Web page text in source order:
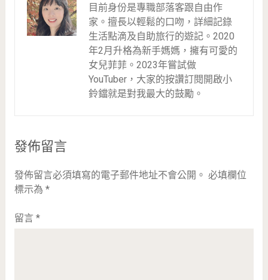
目前身份是專職部落客跟自由作
家。擅長以輕鬆的口吻，詳細記錄
生活點滴及自助旅行的遊記。2020
年2月升格為新手媽媽，擁有可愛的
女兒菲菲。2023年嘗試做
YouTuber，大家的按讚訂閱開啟小
鈴鐺就是對我最大的鼓勵。
發佈留言
發佈留言必須填寫的電子郵件地址不會公開。 必填欄位
標示為 *
留言 *